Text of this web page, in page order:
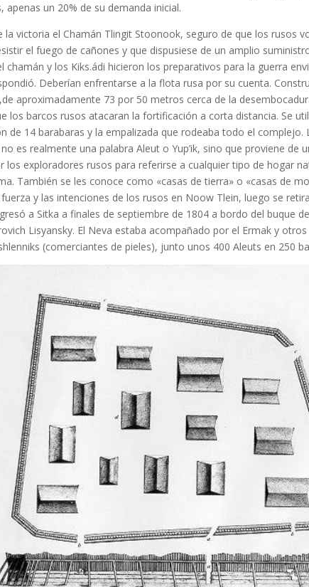
apenas un 20% de su demanda inicial.
la victoria el Chamán Tlingit Stoonook, seguro de que los rusos
el fuego de cañones y que dispusiese de un amplio
chamán y los Kiks.ádi hicieron los preparativos para la guerra
Deberían enfrentarse a la flota rusa por su cuenta.
aproximadamente 73 por 50 metros cerca de la
los barcos rusos atacaran la fortificación a corta distancia. Se
de 14 barabaras y la empalizada que rodeaba todo el
no es realmente una palabra Aleut o Yup’ik, sino que proviene
los exploradores rusos para referirse a cualquier tipo de hogar
También se les conoce como «casas de tierra» o «casas de
y las intenciones de los rusos en Noow Tlein, luego se
a Sitka a finales de septiembre de 1804 a bordo del buque
Lisyansky. El Neva estaba acompañado por el Ermak y
(comerciantes de pieles), junto unos 400 Aleuts en 250